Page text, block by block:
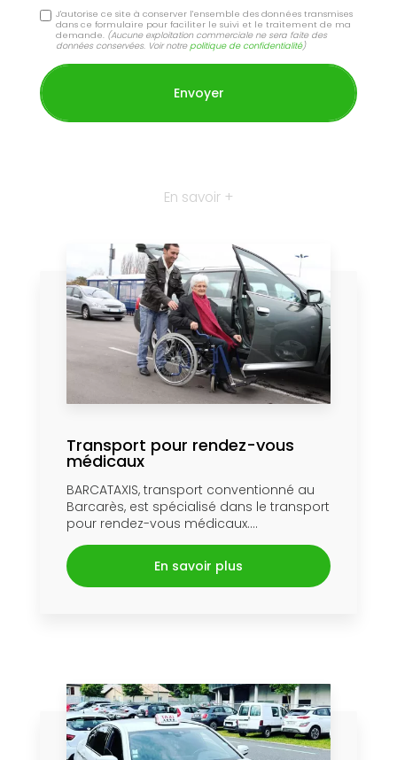
J'autorise ce site à conserver l'ensemble des données transmises
dans ce formulaire pour faciliter le suivi et le traitement de ma
demande. (Aucune exploitation commerciale ne sera faite des
données conservées. Voir notrepolitique de confidentialité)
En savoir +
Transport pour rendez-vous
médicaux
BARCATAXIS, transport conventionné au
Barcarès, est spécialisé dans le transport
pour rendez-vous médicaux....
En savoir plus